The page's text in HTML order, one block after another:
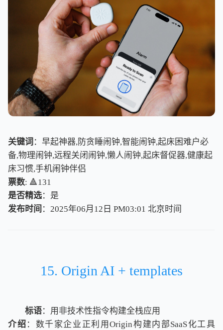
关键词 ：早起神器,防贪睡闹钟,智能闹钟,起床困难户必
备,物理闹钟,远程关闭闹钟,懒人闹钟,起床督促器,健康起
床习惯,手机闹钟伴侣
票数: 🔺131
是否精选：是
发布时间 ：2025年06月12日 PM03:01 北京时间
北京时间
15. Origin AI + templates
标语：用非技术性指令构建全栈应用
介绍 ：数千家企业正利用Origin构建内部SaaS化工具